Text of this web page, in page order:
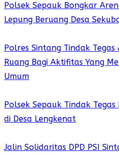
Polsek Sepauk Bongkar
Lepung Beruang Desa
Polres Sintang Tindak
Ruang Bagi Aktifitas Yang
Umum
Polsek Sepauk Tindak
di Desa Lengkenat
Jalin Solidaritas DPD PSI